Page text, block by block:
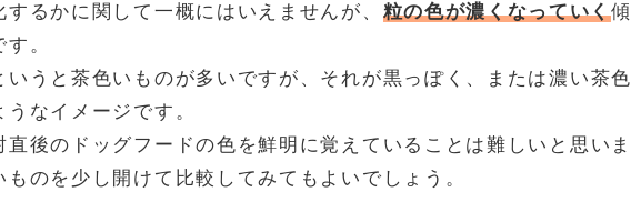
するかに関して一概にはいえませんが、 粒の色が濃くなっていく傾
。
いうと茶色いものが多いですが、それが黒っぽく、または濃い茶色
なイメージです。
直後のドッグフードの色を鮮明に覚えていることは難しいと思いま
のを少し開けて比較してみてもよいでしょう。